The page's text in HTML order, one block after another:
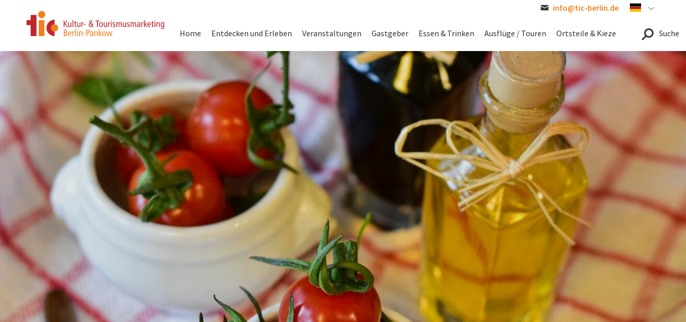
Direkt
Home
Entdecken und Erleben Veranstaltungen Gastgeber Essen & Trinken Ausflüge / Touren Ortsteile & Kieze Suche
info@tic-berlin.de German